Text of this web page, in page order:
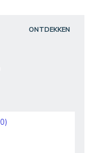
ONTDEKKEN